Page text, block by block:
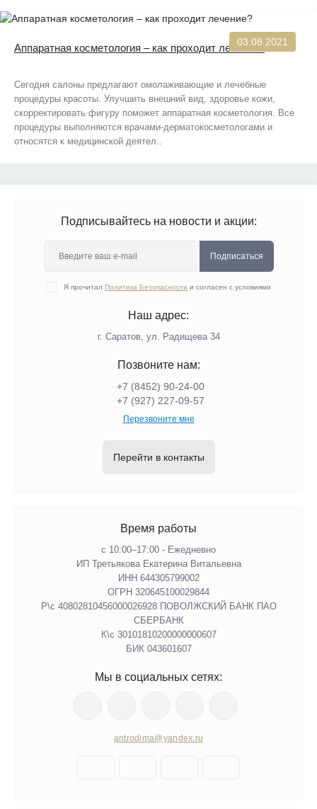
03.08.2021
Аппаратная косметология – как проходит лечение?
Сегодня салоны предлагают омолаживающие и лечебные
процедуры красоты. Улучшить внешний вид, здоровье кожи,
скорректировать фигуру поможет аппаратная косметология. Все
процедуры выполняются врачами-дерматокосметологами и
относятся к медицинской деятел..
Подписывайтесь на новости и акции:
Подписаться
Я прочитал Политика Безопасности и согласен с условиями
Наш адрес:
г. Саратов, ул. Радищева 34
Позвоните нам:
+7 (8452) 90-24-00
+7 (927) 227-09-57
Перезвоните мне
Перейти в контакты
Время работы
с 10:00–17:00 - Ежедневно
ИП Третьякова Екатерина Витальевна
ИНН 644305799002
ОГРН 320645100029844
Р\с 40802810456000026928 ПОВОЛЖСКИЙ БАНК ПАО
СБЕРБАНК
К\с 30101810200000000607
БИК 043601607
Мы в социальных сетях:
antrodima@yandex.ru